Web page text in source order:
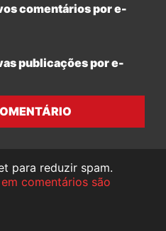
comentários por e-
publicações por e-
para reduzir spam.
comentários são